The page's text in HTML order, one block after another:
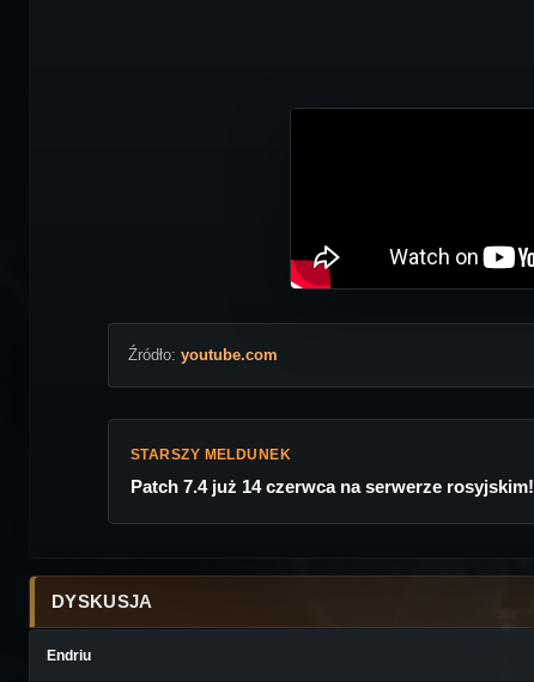
Źródło: youtube.com
STARSZY MELDUNEK
Patch 7.4 już 14 czerwca na serwerze rosyjskim!
DYSKUSJA
Endriu